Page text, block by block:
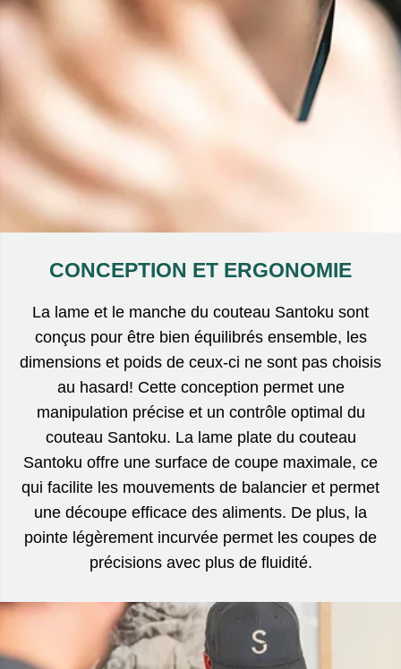
CONCEPTION ET ERGONOMIE
La lame et le manche du couteau Santoku sont
conçus pour être bien équilibrés ensemble, les
dimensions et poids de ceux-ci ne sont pas choisis
au hasard! Cette conception permet une
manipulation précise et un contrôle optimal du
couteau Santoku. La lame plate du couteau
Santoku offre une surface de coupe maximale, ce
qui facilite les mouvements de balancier et permet
une découpe efficace des aliments. De plus, la
pointe légèrement incurvée permet les coupes de
précisions avec plus de fluidité.